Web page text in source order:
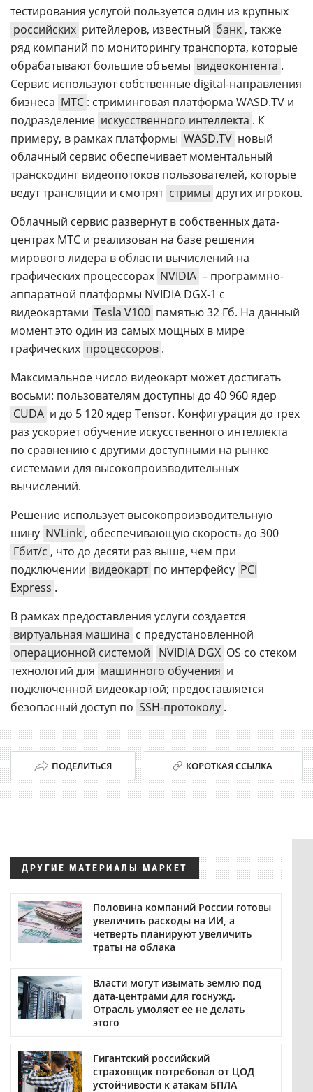
тестирования услугой пользуется один из крупных
российских ритейлеров, известный банк , также
ряд компаний по мониторингу транспорта, которые
обрабатывают большие объемы видеоконтента .
Сервис используют собственные digital-направления
бизнеса МТС : стриминговая платформа WASD.TV и
подразделение искусственного интеллекта . К
примеру, в рамках платформы WASD.TV новый
облачный сервис обеспечивает моментальный
транскодинг видеопотоков пользователей, которые
ведут трансляции и смотрят стримы других игроков.
Облачный сервис развернут в собственных дата-
центрах МТС и реализован на базе решения
мирового лидера в области вычислений на
графических процессорах NVIDIA – программно-
аппаратной платформы NVIDIA DGX-1 с
видеокартами Tesla V100 памятью 32 Гб. На данный
момент это один из самых мощных в мире
графических процессоров .
Максимальное число видеокарт может достигать
восьми: пользователям доступны до 40 960 ядер
CUDA и до 5 120 ядер Tensor. Конфигурация до трех
раз ускоряет обучение искусственного интеллекта
по сравнению с другими доступными на рынке
системами для высокопроизводительных
вычислений.
Решение использует высокопроизводительную
шину NVLink , обеспечивающую скорость до 300
Гбит/с , что до десяти раз выше, чем при
подключении видеокарт по интерфейсу PCI
Express .
В рамках предоставления услуги создается
виртуальная машина с предустановленной
операционной системой
NVIDIA DGX OS со стеком
технологий для машинного обучения и
подключенной видеокартой; предоставляется
безопасный доступ по SSH-протоколу .
ПОДЕЛИТЬСЯ КОРОТКАЯ ССЫЛКА
ДРУГИЕ МАТЕРИАЛЫ МАРКЕТ
Половина компаний России готовы
увеличить расходы на ИИ, а
четверть планируют увеличить
траты на облака
Власти могут изымать землю под
дата-центрами для госнужд.
Отрасль умоляет ее не делать
этого
Гигантский российский
страховщик потребовал от ЦОД
устойчивости к атакам БПЛА